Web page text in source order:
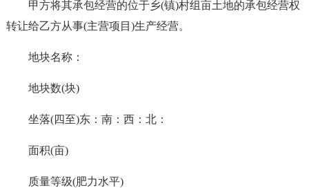
甲方将其承包经营的位于乡(镇)村组亩土地的承包经营权
转让给乙方从事(主营项目)生产经营。
地块名称：
地块数(块)
坐落(四至)东：南：西：北：
面积(亩)
质量等级(肥力水平)